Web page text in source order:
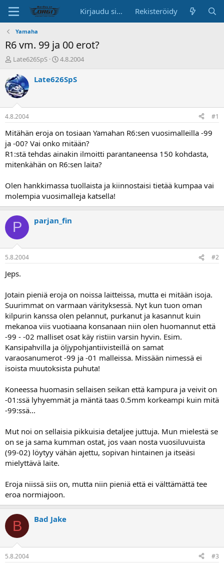
Kirjaudu sisään Rekisteröidy
Yamaha
R6 vm. 99 ja 00 erot?
K
s
k
u
s
t
e
l
u
n
a
l
i
t
j
a
Late626SpS
A
o
p
ä
v
ä
4.8.2004
Late626SpS
4.8.2004 #1
Mitähän eroja on tosiaan Yamahan R6:sen vuosimalleilla -99
ja -00? Vai onko mitään?
R1:stä tehdas ainakin ilmoitti parantaneensa 150 kohdasta,
mitenkähän on R6:sen laita?
Olen hankkimassa tuollaista ja kiinnostaisi tietää kumpaa vai
molempia vuosimalleja katsella!
P parjan_fin
5.8.2004 #2
Jeps.
Jotain pieniä eroja on noissa laitteissa, mutta ei mitään isoja.
Suurimmat on varmaan värityksessä. Nyt kun tuon oman
kilpurin kanssa olen pelannut, purkanut ja kasannut kuin
mekanoa viis vuotiaana konsanaan niin olen huomannut että
-99 - -02 malliset osat käy ristiin varsin hyvin. Esim.
Kansipahvilla ja öljypohjantiivisteillä on samat
varaosanumerot -99 ja -01 malleissa. Missään nimessä ei
isoista muutoksista puhuta!
Koneessa huomasin sellaisen seikan että kampura ja veivit on
-01:ssä lyhyemmät ja mäntä taas 0.5mm korkeampi kuin mitä
-99:ssä...
Mut noi on sellaisia pikkuisia detaljee juttuja. Mun mielestä se
on se ja sama kumman ostat, jos vaan nosta vuosiluvuista
(99-02) löytyy vähän ajettu, sopivan hintainen ja itseäsi
mielyttävä laite.
Eroja niissä siis on, mutta niin pieniä että ei välttämättä tee
eroa normiajoon.
B Bad Jake
5.8.2004 #3